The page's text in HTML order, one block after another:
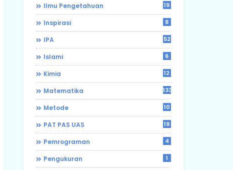
Ilmu Pengetahuan 19
Inspirasi 8
IPA 52
Islami 6
Kimia 12
Matematika 133
Metode 10
PAT PAS UAS 19
Pemrograman 4
Pengukuran 1